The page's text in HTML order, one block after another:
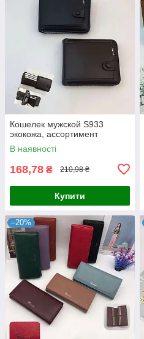
Кошелек мужской S933
экокожа, ассортимент
В наявності
168,78 ₴ 210,98 ₴
Купити
–20%